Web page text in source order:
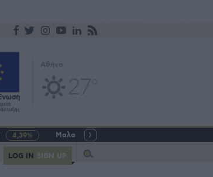
4,39% Μαλακό σιτάρι
LOG IN SIGN UP